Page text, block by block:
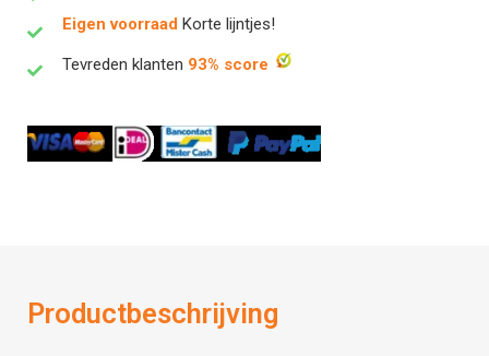
Eigen voorraad Korte lijntjes!
Tevreden klanten 93% score
Productbeschrijving